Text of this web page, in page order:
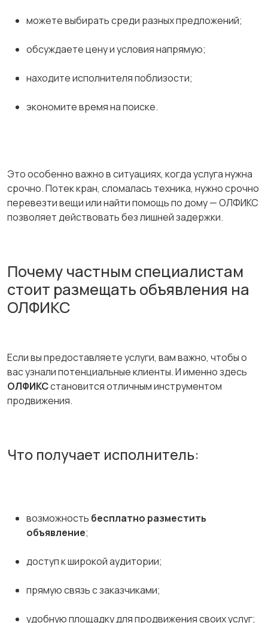
можете выбирать среди разных предложений;
обсуждаете цену и условия напрямую;
находите исполнителя поблизости;
экономите время на поиске.
Это особенно важно в ситуациях, когда услуга нужна
срочно. Потек кран, сломалась техника, нужно срочно
перевезти вещи или найти помощь по дому — ОЛФИКС
позволяет действовать без лишней задержки.
Почему частным специалистам
стоит размещать объявления на
ОЛФИКС
Если вы предоставляете услуги, вам важно, чтобы о
вас узнали потенциальные клиенты. И именно здесь
ОЛФИКСстановится отличным инструментом
продвижения.
Что получает исполнитель:
возможность бесплатно разместить
объявление;
доступ к широкой аудитории;
прямую связь с заказчиками;
удобную площадку для продвижения своих услуг;